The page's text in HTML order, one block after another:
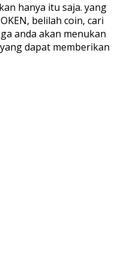
hanya itu saja. yang
belilah coin, cari
anda akan menukan
dapat memberikan